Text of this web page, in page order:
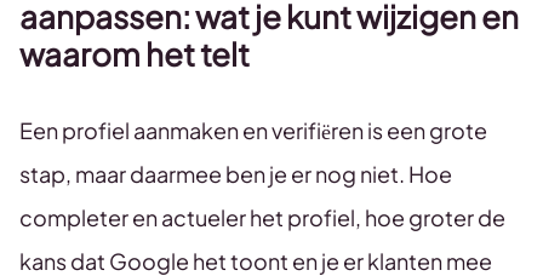
aanpassen: wat je kunt wijzigen en
waarom het telt
Een profiel aanmaken en verifiëren is een grote
stap, maar daarmee ben je er nog niet. Hoe
completer en actueler het profiel, hoe groter de
kans dat Google het toont en je er klanten mee